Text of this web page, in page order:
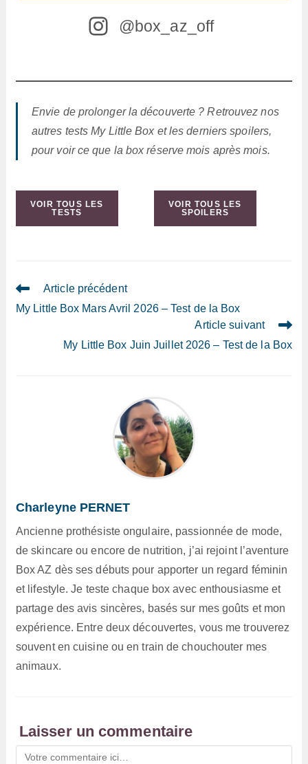
@box_az_off
Envie de prolonger la découverte ? Retrouvez nos
autres tests My Little Box et les derniers spoilers,
pour voir ce que la box réserve mois après mois.
VOIR TOUS LES
TESTS
VOIR TOUS LES
SPOILERS
Read
articles
Article précédent
My Little Box Mars Avril 2026 – Test de la Box
Article suivant
My Little Box Juin Juillet 2026 – Test de la Box
Charleyne PERNET
Ancienne prothésiste ongulaire, passionnée de mode,
de skincare ou encore de nutrition, j’ai rejoint l’aventure
Box AZ dès ses débuts pour apporter un regard féminin
et lifestyle. Je teste chaque box avec enthousiasme et
partage des avis sincères, basés sur mes goûts et mon
expérience. Entre deux découvertes, vous me trouverez
souvent en cuisine ou en train de chouchouter mes
animaux.
Laisser un commentaire
Comment